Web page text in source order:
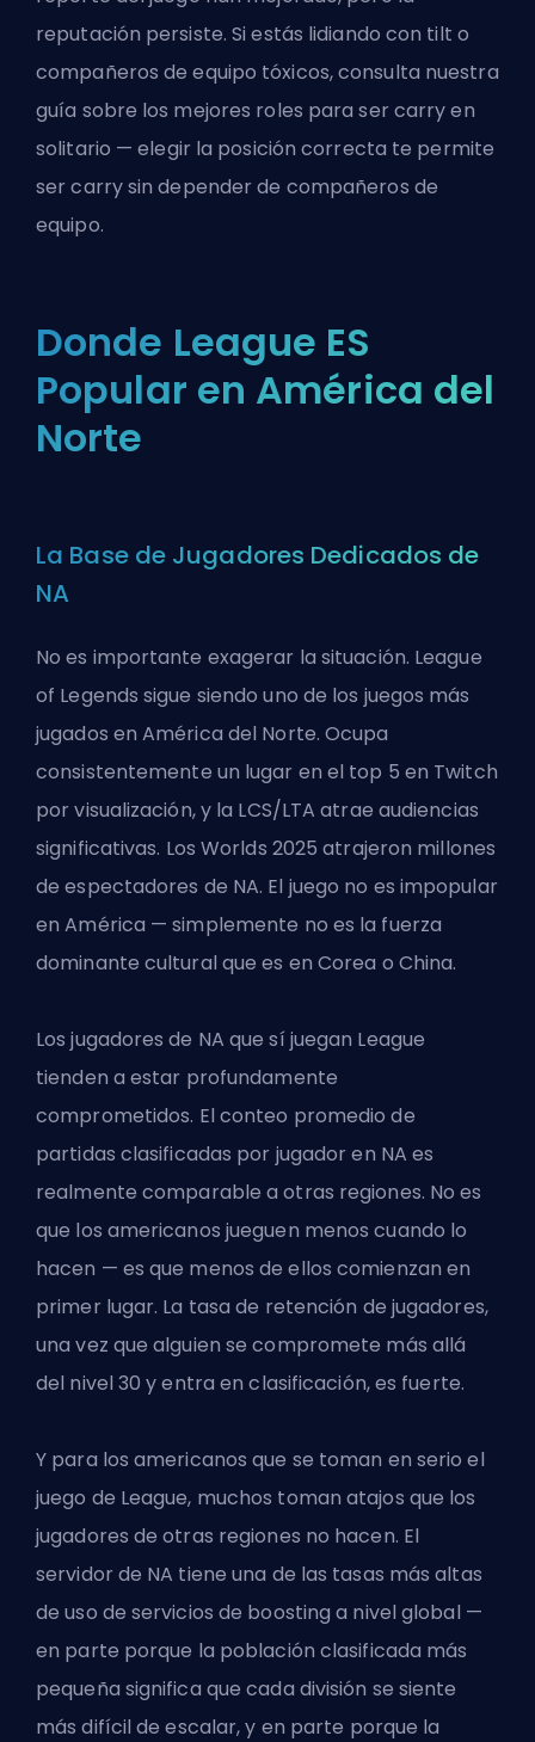
reputación persiste. Si estás lidiando con tilt o
compañeros de equipo tóxicos, consulta nuestra
guía sobre los mejores roles para ser carry en
solitario — elegir la posición correcta te permite
ser carry sin depender de compañeros de
equipo.
Donde League ES
Popular en América del
Norte
La Base de Jugadores Dedicados de
NA
No es importante exagerar la situación. League
of Legends sigue siendo uno de los juegos más
jugados en América del Norte. Ocupa
consistentemente un lugar en el top 5 en Twitch
por visualización, y la LCS/LTA atrae audiencias
significativas. Los Worlds 2025 atrajeron millones
de espectadores de NA. El juego no es impopular
en América — simplemente no es la fuerza
dominante cultural que es en Corea o China.
Los jugadores de NA que sí juegan League
tienden a estar profundamente
comprometidos. El conteo promedio de
partidas clasificadas por jugador en NA es
realmente comparable a otras regiones. No es
que los americanos jueguen menos cuando lo
hacen — es que menos de ellos comienzan en
primer lugar. La tasa de retención de jugadores,
una vez que alguien se compromete más allá
del nivel 30 y entra en clasificación, es fuerte.
Y para los americanos que se toman en serio el
juego de League, muchos toman atajos que los
jugadores de otras regiones no hacen. El
servidor de NA tiene una de las tasas más altas
de uso de servicios de boosting a nivel global —
en parte porque la población clasificada más
pequeña significa que cada división se siente
más difícil de escalar, y en parte porque la